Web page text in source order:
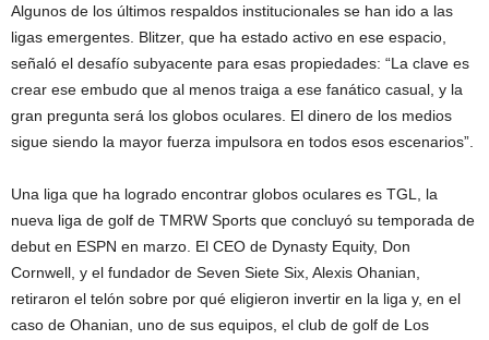
Algunos de los últimos respaldos institucionales se han ido a las
ligas emergentes. Blitzer, que ha estado activo en ese espacio,
señaló el desafío subyacente para esas propiedades: “La clave es
crear ese embudo que al menos traiga a ese fanático casual, y la
gran pregunta será los globos oculares. El dinero de los medios
sigue siendo la mayor fuerza impulsora en todos esos escenarios”.
Una liga que ha logrado encontrar globos oculares es TGL, la
nueva liga de golf de TMRW Sports que concluyó su temporada de
debut en ESPN en marzo. El CEO de Dynasty Equity, Don
Cornwell, y el fundador de Seven Siete Six, Alexis Ohanian,
retiraron el telón sobre por qué eligieron invertir en la liga y, en el
caso de Ohanian, uno de sus equipos, el club de golf de Los